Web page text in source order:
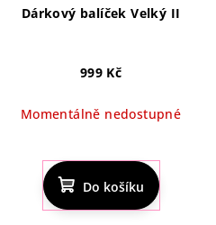
Dárkový balíček Velký II
999 Kč
Momentálně nedostupné
hodnocení
produktu
je
5,0
Do košíku